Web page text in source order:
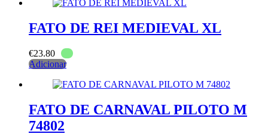
FATO DE REI MEDIEVAL XL
€23.80
Adicionar
FATO DE CARNAVAL PILOTO M
74802